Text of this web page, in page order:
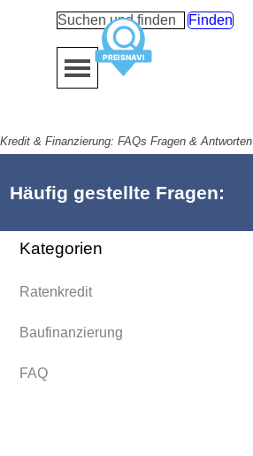
Finden
Menü überspringen
Kredit & Finanzierung: FAQs Fragen & Antworten
Häufig gestellte Fragen:
Kategorien
Ratenkredit
Baufinanzierung
FAQ